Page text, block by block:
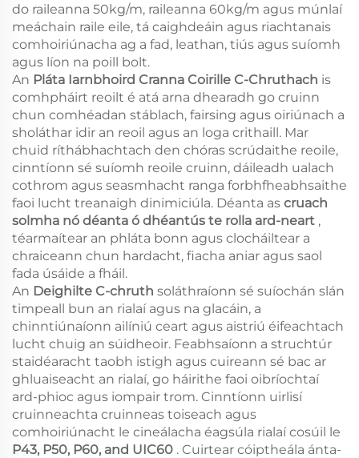
do raileanna 50kg/m, raileanna 60kg/m agus múnlaí
meáchain raile eile, tá caighdeáin agus riachtanais
comhoiriúnacha ag a fad, leathan, tiús agus suíomh
agus líon na poill bolt.
An Pláta Iarnbhoird Cranna Coirille C-Chruthach is
comhpháirt reoilt é atá arna dhearadh go cruinn
chun comhéadan stáblach, fairsing agus oiriúnach a
sholáthar idir an reoil agus an loga crithaill. Mar
chuid ríthábhachtach den chóras scrúdaithe reoile,
cinntíonn sé suíomh reoile cruinn, dáileadh ualach
cothrom agus seasmhacht ranga forbhfheabhsaithe
faoi lucht treanaigh dinimiciúla. Déanta as cruach
solmha nó déanta ó dhéantús te rolla ard-neart ,
téarmaítear an phláta bonn agus clocháiltear a
chraiceann chun hardacht, fiacha aniar agus saol
fada úsáide a fháil.
An Deighilte C-chruth soláthraíonn sé suíochán slán
timpeall bun an rialaí agus na glacáin, a
chinntiúnaíonn ailíniú ceart agus aistriú éifeachtach
lucht chuig an súidheoir. Feabhsaíonn a struchtúr
staidéaracht taobh istigh agus cuireann sé bac ar
ghluaiseacht an rialaí, go háirithe faoi oibríochtaí
ard-phioc agus iompair trom. Cinntíonn uirlisí
cruinneachta cruinneas toiseach agus
comhoiriúnacht le cineálacha éagsúla rialaí cosúil le
P43, P50, P60, and UIC60 . Cuirtear cóiptheála ánta-